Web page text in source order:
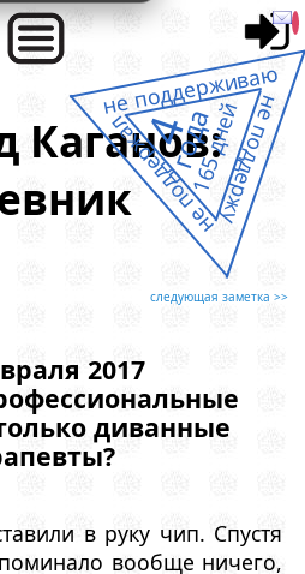
Каганов:
следующая заметка >>
2017
диванные
в руку чип. Спустя
вообще ничего,
не поддержал
не поддерживаю
не поддержу
4
года
165 дней